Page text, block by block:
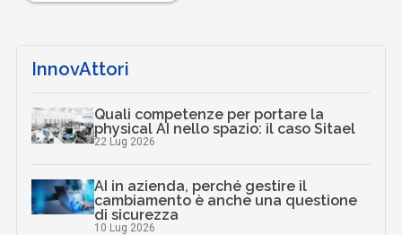
InnovAttori
Quali competenze per portare la
physical AI nello spazio: il caso Sitael
22 Lug 2026
AI in azienda, perché gestire il
cambiamento è anche una questione
di sicurezza
10 Lug 2026